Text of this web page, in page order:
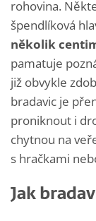
rohovina.
špendlíková
několik
pamatuje
již obvykle
bradavic je
proniknout i
chytnou na
s hračkami
Jak